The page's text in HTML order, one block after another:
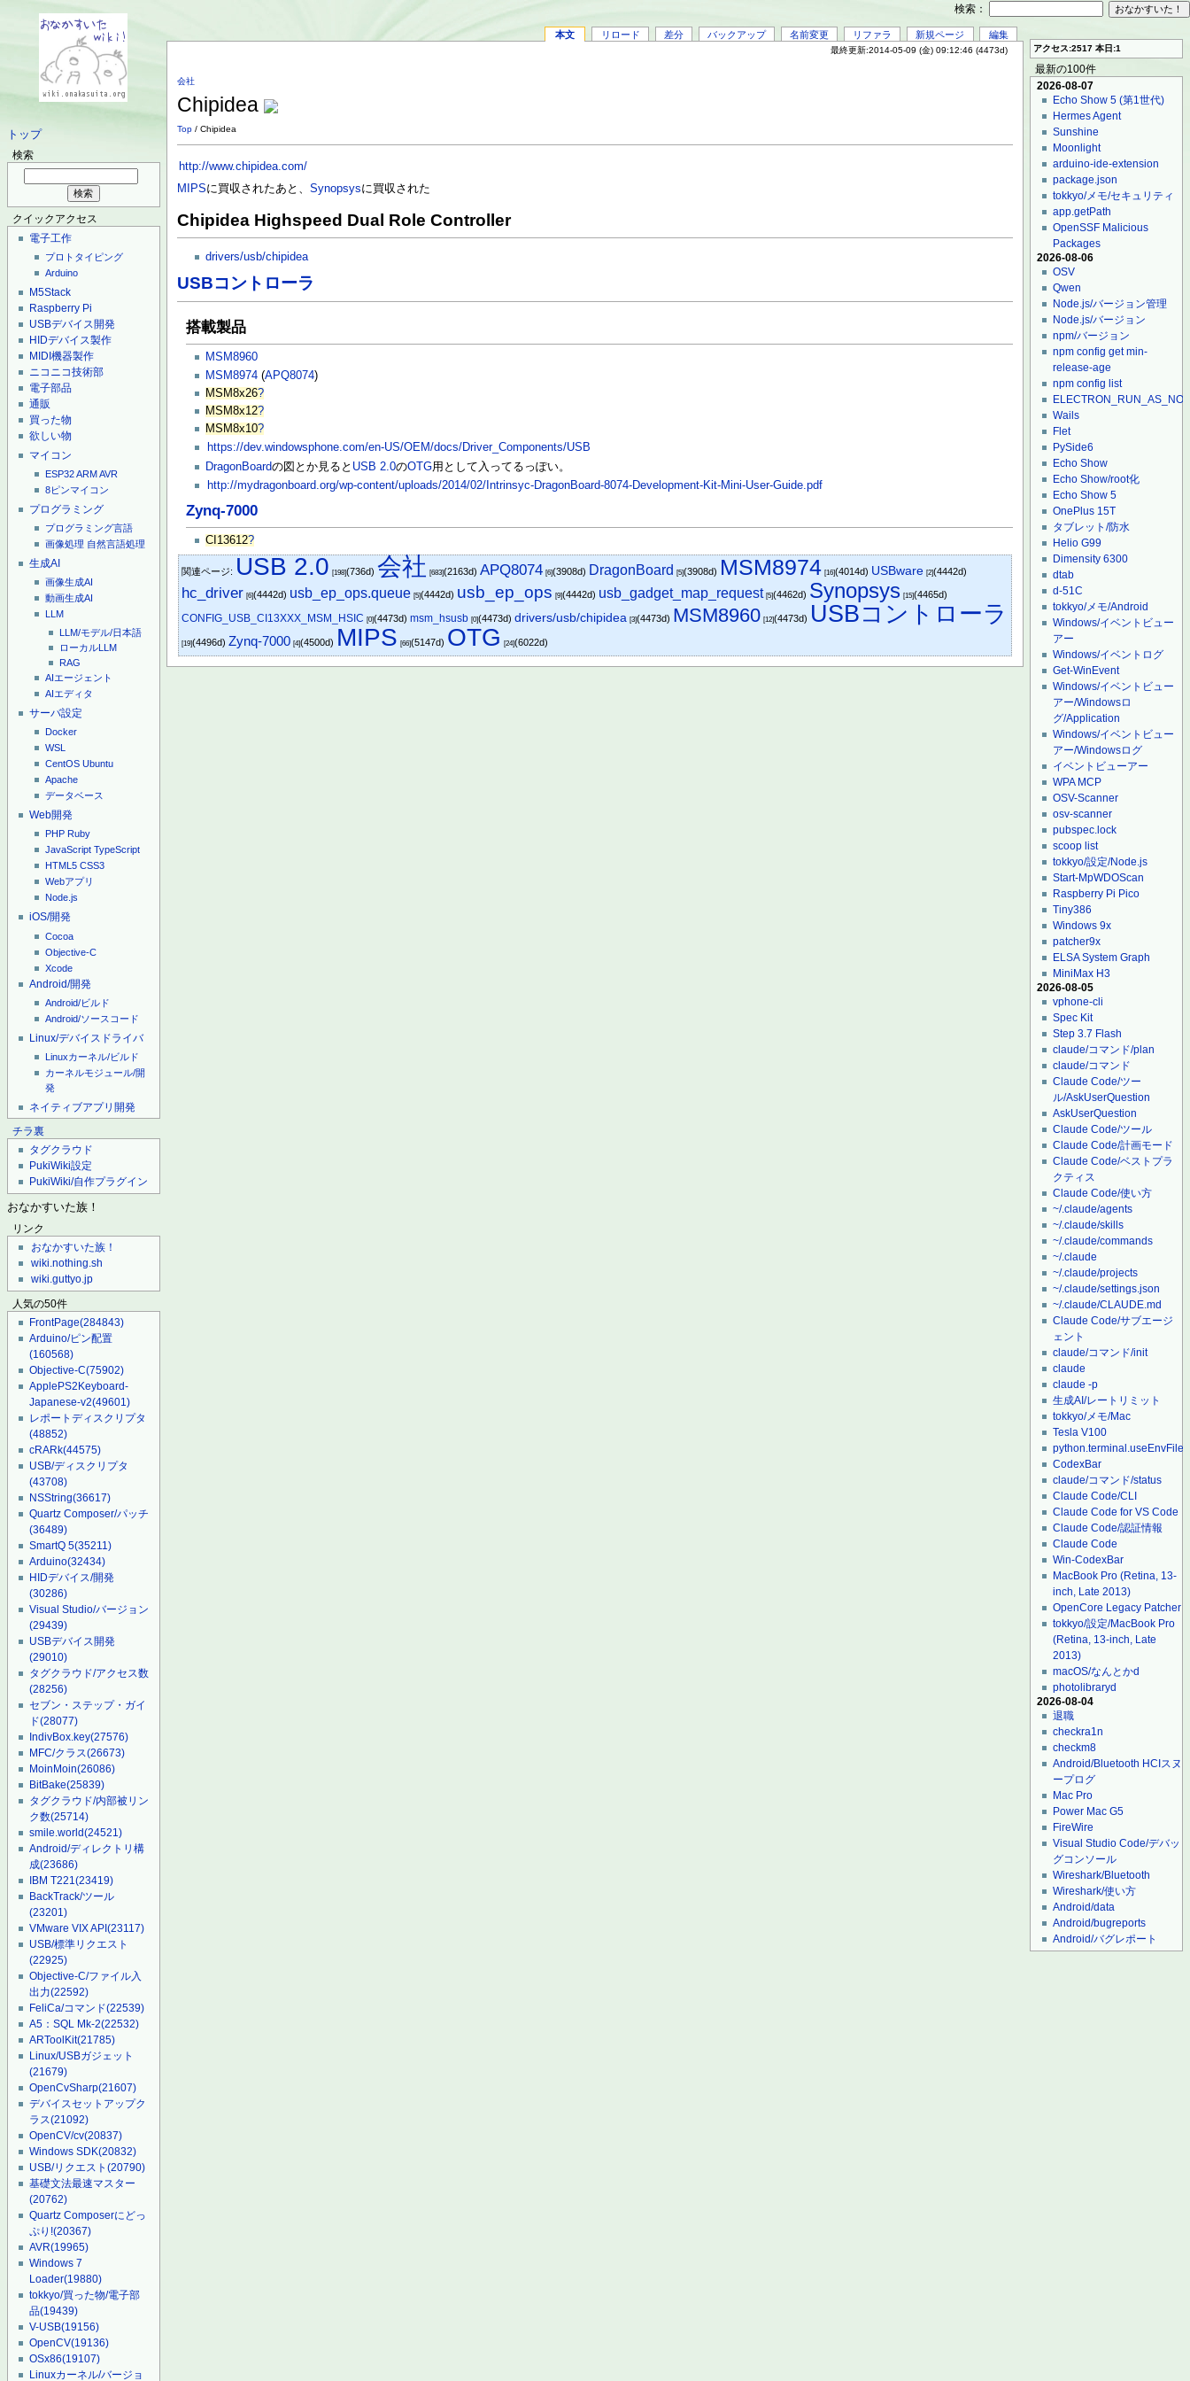
トップ
検索
クイックアクセス
電子工作
プロトタイピング
Arduino
M5Stack
Raspberry Pi
USBデバイス開発
HIDデバイス製作
MIDI機器製作
ニコニコ技術部
電子部品
通販
買った物
欲しい物
マイコン
ESP32ARMAVR
8ピンマイコン
プログラミング
プログラミング言語
画像処理 自然言語処理
生成AI
画像生成AI
動画生成AI
LLM
LLM/モデル/日本語
ローカルLLM
RAG
AIエージェント
AIエディタ
サーバ設定
Docker
WSL
CentOS Ubuntu
Apache
データベース
Web開発
PHP Ruby
JavaScript TypeScript
HTML5 CSS3
Webアプリ
Node.js
iOS/開発
Cocoa
Objective-C
Xcode
Android/開発
Android/ビルド
Android/ソースコード
Linux/デバイスドライバ
Linuxカーネル/ビルド
カーネルモジュール/開
発
ネイティブアプリ開発
チラ裏
タグクラウド
PukiWiki設定
PukiWiki/自作プラグイン
おなかすいた族！
リンク
おなかすいた族！
wiki.nothing.sh
wiki.guttyo.jp
人気の50件
FrontPage(284843)
Arduino/ピン配置
(160568)
Objective-C(75902)
ApplePS2Keyboard-
Japanese-v2(49601)
レポートディスクリプタ
(48852)
cRARk(44575)
USB/ディスクリプタ
(43708)
NSString(36617)
Quartz Composer/パッチ
(36489)
SmartQ 5(35211)
Arduino(32434)
HIDデバイス/開発
(30286)
Visual Studio/バージョン
(29439)
USBデバイス開発
(29010)
タグクラウド/アクセス数
(28256)
セブン・ステップ・ガイ
ド(28077)
IndivBox.key(27576)
MFC/クラス(26673)
MoinMoin(26086)
BitBake(25839)
タグクラウド/内部被リン
ク数(25714)
smile.world(24521)
Android/ディレクトリ構
成(23686)
IBM T221(23419)
BackTrack/ツール
(23201)
VMware VIX API(23117)
USB/標準リクエスト
(22925)
Objective-C/ファイル入
出力(22592)
FeliCa/コマンド(22539)
A5：SQL Mk-2(22532)
ARToolKit(21785)
Linux/USBガジェット
(21679)
OpenCvSharp(21607)
デバイスセットアップク
ラス(21092)
OpenCV/cv(20837)
Windows SDK(20832)
USB/リクエスト(20790)
基礎文法最速マスター
(20762)
Quartz Composerにどっ
ぷり!(20367)
AVR(19965)
Windows 7
Loader(19880)
tokkyo/買った物/電子部
品(19439)
V-USB(19156)
OpenCV(19136)
OSx86(19107)
Linuxカーネル/バージョ
本文 リロード 差分 バックアップ 名前変更 リファラ 新規ページ 編集
最終更新:2014-05-09 (金) 09:12:46 (4473d)
会社
Chipidea
Top / Chipidea
http://www.chipidea.com/
MIPSに買収されたあと、Synopsysに買収された
Chipidea Highspeed Dual Role Controller
drivers/usb/chipidea
USBコントローラ
搭載製品
MSM8960
MSM8974 (APQ8074)
MSM8x26?
MSM8x12?
MSM8x10?
https://dev.windowsphone.com/en-US/OEM/docs/Driver_Components/USB
DragonBoardの図とか見ると USB 2.0のOTG用として入ってるっぽい。
http://mydragonboard.org/wp-content/uploads/2014/02/Intrinsyc-DragonBoard-8074-Development-Kit-Mini-User-Guide.pdf
Zynq-7000
CI13612?
関連ページ: USB 2.0 [198](736d) 会社 [683](2163d)APQ8074 [6](3908d) DragonBoard [5](3908d) MSM8974 [16](4014d) USBware [2](4442d)
hc_driver [6](4442d) usb_ep_ops.queue [5](4442d) usb_ep_ops [9](4442d) usb_gadget_map_request [5](4462d) Synopsys [15](4465d)
CONFIG_USB_CI13XXX_MSM_HSIC [0](4473d)msm_hsusb [0](4473d)drivers/usb/chipidea [3](4473d) MSM8960 [12](4473d) USBコントローラ
[19](4496d)Zynq-7000 [4](4500d) MIPS [66](5147d) OTG [24](6022d)
アクセス:2517 本日:1
最新の100件
2026-08-07
Echo Show 5 (第1世代)
Hermes Agent
Sunshine
Moonlight
arduino-ide-extension
package.json
tokkyo/メモ/セキュリティ
app.getPath
OpenSSF Malicious
Packages
2026-08-06
OSV
Qwen
Node.js/バージョン管理
Node.js/バージョン
npm/バージョン
npm config get min-
release-age
npm config list
Wails
Flet
PySide6
Echo Show
Echo Show/root化
Echo Show 5
OnePlus 15T
タブレット/防水
Helio G99
Dimensity 6300
dtab
d-51C
tokkyo/メモ/Android
Windows/イベントビュー
アー
Windows/イベントログ
Get-WinEvent
Windows/イベントビュー
アー/Windowsロ
グ/Application
Windows/イベントビュー
アー/Windowsログ
イベントビューアー
WPA MCP
OSV-Scanner
osv-scanner
pubspec.lock
scoop list
tokkyo/設定/Node.js
Start-MpWDOScan
Raspberry Pi Pico
Tiny386
Windows 9x
patcher9x
ELSA System Graph
MiniMax H3
2026-08-05
vphone-cli
Spec Kit
Step 3.7 Flash
claude/コマンド/plan
claude/コマンド
Claude Code/ツー
ル/AskUserQuestion
AskUserQuestion
Claude Code/ツール
Claude Code/計画モード
Claude Code/ベストプラ
クティス
Claude Code/使い方
~/.claude/agents
~/.claude/skills
~/.claude/commands
~/.claude
~/.claude/projects
~/.claude/settings.json
~/.claude/CLAUDE.md
Claude Code/サブエージ
ェント
claude/コマンド/init
claude
claude -p
生成AI/レートリミット
tokkyo/メモ/Mac
Tesla V100
python.terminal.useEnvFile
CodexBar
claude/コマンド/status
Claude Code/CLI
Claude Code for VS Code
Claude Code/認証情報
Claude Code
Win-CodexBar
MacBook Pro (Retina, 13-
inch, Late 2013)
OpenCore Legacy Patcher
tokkyo/設定/MacBook Pro
(Retina, 13-inch, Late
2013)
macOS/なんとかd
photolibraryd
2026-08-04
退職
checkra1n
checkm8
Android/Bluetooth HCIスヌ
ープログ
Mac Pro
Power Mac G5
FireWire
Visual Studio Code/デバッ
グコンソール
Wireshark/Bluetooth
Wireshark/使い方
Android/data
Android/bugreports
Android/バグレポート
検索：